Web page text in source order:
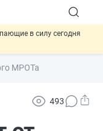
в силу сегодня
НПО и долгосрочных
на электронные
госзакупок по 44-ФЗ
МРОТа
493